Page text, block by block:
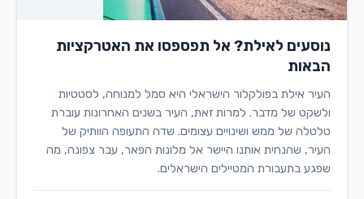
נוסעים לאילת? אל תפספסו את האטרקציות
הבאות
העיר אילת בפולקלור הישראלי היא סמל למנוחה, לסטטיות
ולשקט של מדבר. למרות זאת, העיר בשנים האחרונות עוברת
טלטלה של ממש ושינויים עצומים. שדה התעופה הוותיק של
העיר, שהנחית אותנו היישר אל מלונות הפאר, עבר צפונה, מה
שפגע בתעבורת המטיילים הישראלים.